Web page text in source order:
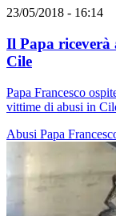
23/05/2018 - 16:14
Il Papa
Cile
Papa Francesco
vittime di abusi in
Abusi Papa